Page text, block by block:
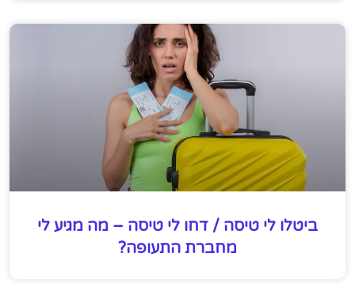
ביטלו לי טיסה / דחו לי טיסה – מה מגיע לי
מחברת התעופה?